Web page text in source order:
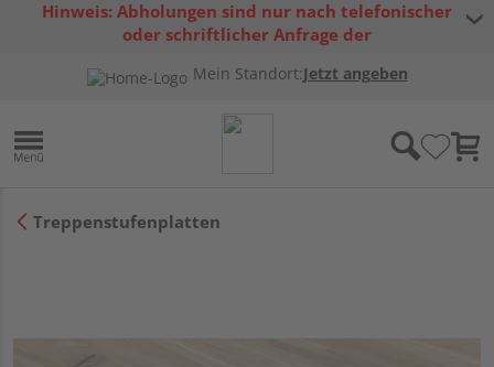
Hinweis: Abholungen sind nur nach telefonischer
oder schriftlicher Anfrage der
Mein Standort:Jetzt angeben
Treppenstufenplatten